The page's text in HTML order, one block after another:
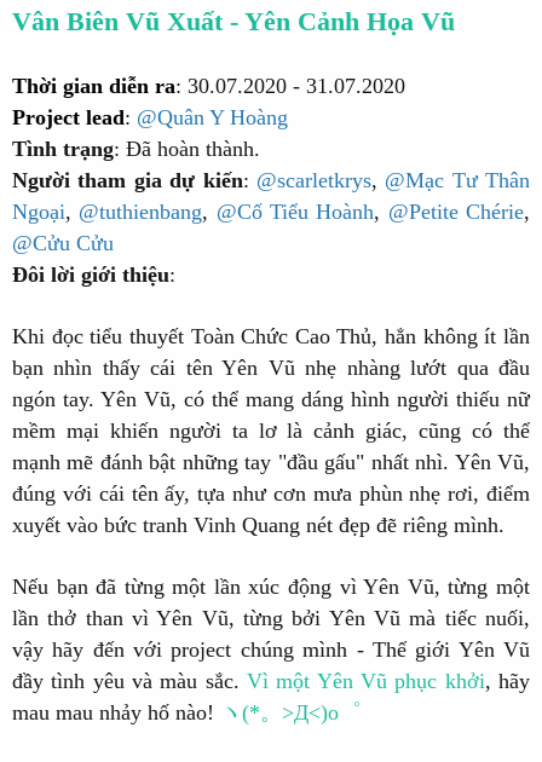
Vân Biên Vũ Xuất - Yên Cảnh Họa Vũ
Thời gian diễn ra: 30.07.2020 - 31.07.2020
Project lead: @Quân Y Hoàng
Tình trạng: Đã hoàn thành.
Người tham gia dự kiến: @scarletkrys, @Mạc Tư Thân
Ngoại, @tuthienbang, @Cố Tiểu Hoành, @Petite Chérie,
@Cửu Cửu
Đôi lời giới thiệu:
Khi đọc tiểu thuyết Toàn Chức Cao Thủ, hẳn không ít lần
bạn nhìn thấy cái tên Yên Vũ nhẹ nhàng lướt qua đầu
ngón tay. Yên Vũ, có thể mang dáng hình người thiếu nữ
mềm mại khiến người ta lơ là cảnh giác, cũng có thể
mạnh mẽ đánh bật những tay "đầu gấu" nhất nhì. Yên Vũ,
đúng với cái tên ấy, tựa như cơn mưa phùn nhẹ rơi, điểm
xuyết vào bức tranh Vinh Quang nét đẹp đẽ riêng mình.
Nếu bạn đã từng một lần xúc động vì Yên Vũ, từng một
lần thở than vì Yên Vũ, từng bởi Yên Vũ mà tiếc nuối,
vậy hãy đến với project chúng mình - Thế giới Yên Vũ
đầy tình yêu và màu sắc. Vì một Yên Vũ phục khởi, hãy
mau mau nhảy hố nào! ヽ(*。>Д<)o゜